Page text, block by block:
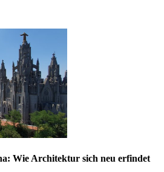
Wie Architektur sich neu erfindet